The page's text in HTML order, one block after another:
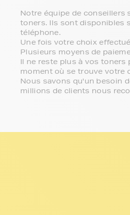
Notre équipe de conseillers
toners. Ils sont disponibles
téléphone.
Une fois votre choix
Plusieurs moyens de
Il ne reste plus à vos
moment où se trouve votre
Nous savons qu'un besoin
millions de clients nous